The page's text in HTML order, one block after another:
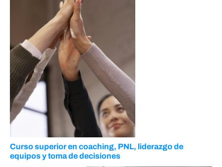
Curso superior en coaching, PNL, liderazgo de
equipos y toma de decisiones